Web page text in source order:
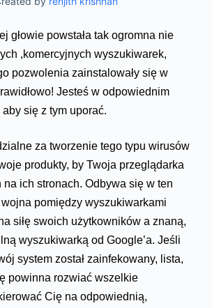
głowie powstała tak ogromna nie
,komercyjnych wyszukiwarek,
pozwolenia zainstalowały się w
Jesteś w odpowiednim
się z tym uporać.
za tworzenie tego typu wirusów
produkty, by Twoja przeglądarka
na ich stronach. Odbywa się w ten
wojna pomiędzy wyszukiwarkami
siłę swoich użytkowników a znaną,
wyszukiwarką od Google’a. Jeśli
system został zainfekowany, lista,
powinna rozwiać wszelkie
Cię na odpowiednią,